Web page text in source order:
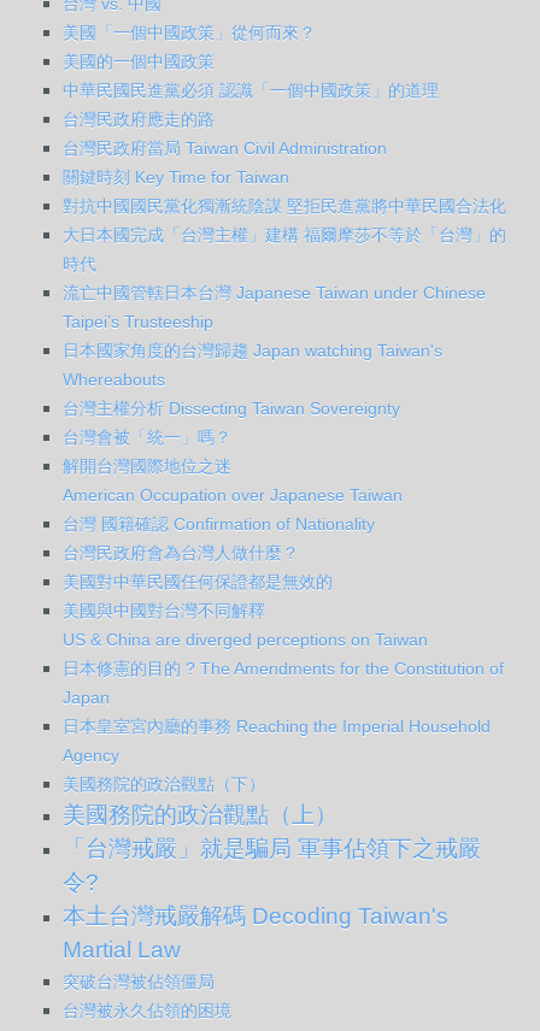
美國「一個中國政策」從何而來？
美國的一個中國政策
中華民國民進黨必須 認識「一個中國政策」的道理
台灣民政府應走的路
台灣民政府當局 Taiwan Civil Administration
關鍵時刻 Key Time for Taiwan
對抗中國國民黨化獨漸統陰謀 堅拒民進黨將中華民國合法化
大日本國完成「台灣主權」建構 福爾摩莎不等於「台灣」的
時代
流亡中國管轄日本台灣 Japanese Taiwan under Chinese
Taipei’s Trusteeship
日本國家角度的台灣歸趨 Japan watching Taiwan's
Whereabouts
台灣主權分析 Dissecting Taiwan Sovereignty
台灣會被「統一」嗎？
解開台灣國際地位之迷
American Occupation over Japanese Taiwan
台灣 國籍確認 Confirmation of Nationality
台灣民政府會為台灣人做什麼？
美國對中華民國任何保證都是無效的
美國與中國對台灣不同解釋
US & China are diverged perceptions on Taiwan
日本修憲的目的 ? The Amendments for the Constitution of
Japan
日本皇室宮內廳的事務 Reaching the Imperial Household
Agency
美國務院的政治觀點（下）
美國務院的政治觀點（上）
「台灣戒嚴」就是騙局 軍事佔領下之戒嚴
令?
本土台灣戒嚴解碼 Decoding Taiwan's
Martial Law
突破台灣被佔領僵局
台灣被永久佔領的困境